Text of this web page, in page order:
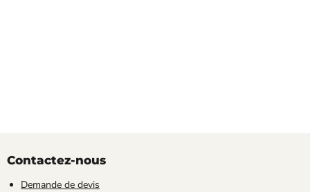
Contactez-nous
Demande de devis